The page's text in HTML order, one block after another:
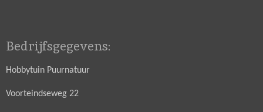
Bedrijfsgegevens:
Hobbytuin Puurnatuur
Voorteindseweg 22